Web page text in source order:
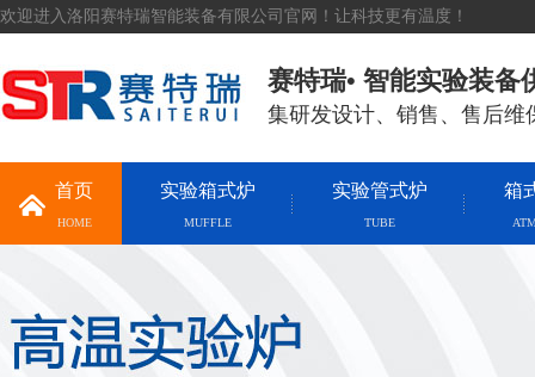
欢迎进入洛阳赛特瑞智能装备有限公司官网！让科技更有温度！
赛特瑞• 智能实验装备
集研发设计、销售、售后维
首页
HOME
实验箱式炉
MUFFLE
实验管式炉
TUBE
箱